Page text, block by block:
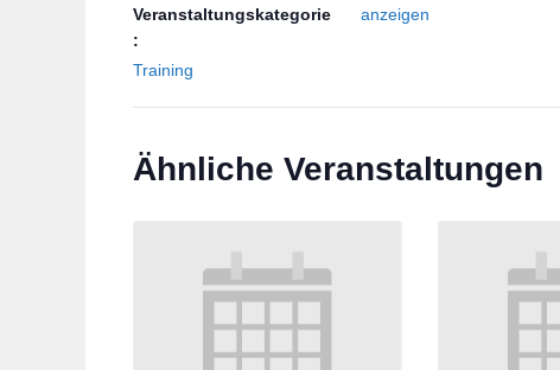
Veranstaltungskategorie
:
Training
anzeigen
Ähnliche Veranstaltungen